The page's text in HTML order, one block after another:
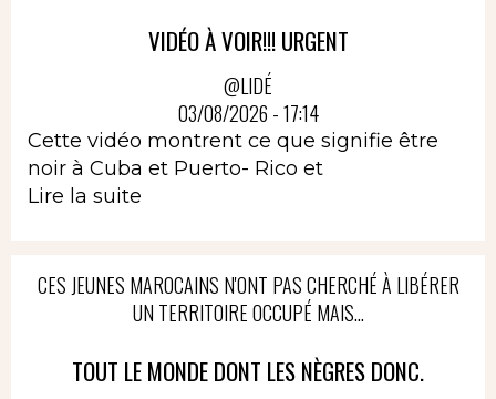
VIDÉO À VOIR!!! URGENT
@LIDÉ
03/08/2026 - 17:14
Cette vidéo montrent ce que signifie être
noir à Cuba et Puerto- Rico et
Lire la suite
CES JEUNES MAROCAINS N'ONT PAS CHERCHÉ À LIBÉRER
UN TERRITOIRE OCCUPÉ MAIS...
TOUT LE MONDE DONT LES NÈGRES DONC.